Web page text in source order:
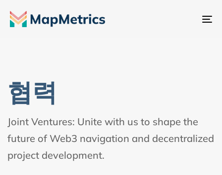
내
협력
Joint Ventures: Unite with us to shape the
future of Web3 navigation and decentralized
project development.